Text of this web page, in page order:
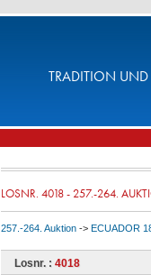
TRADITION UND
LOSNR. 4018 - 257.-264.
257.-264. Auktion -> ECUADOR
Losnr. : 4018